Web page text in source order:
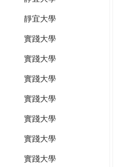
靜宜大學
實踐大學
實踐大學
實踐大學
實踐大學
實踐大學
實踐大學
實踐大學